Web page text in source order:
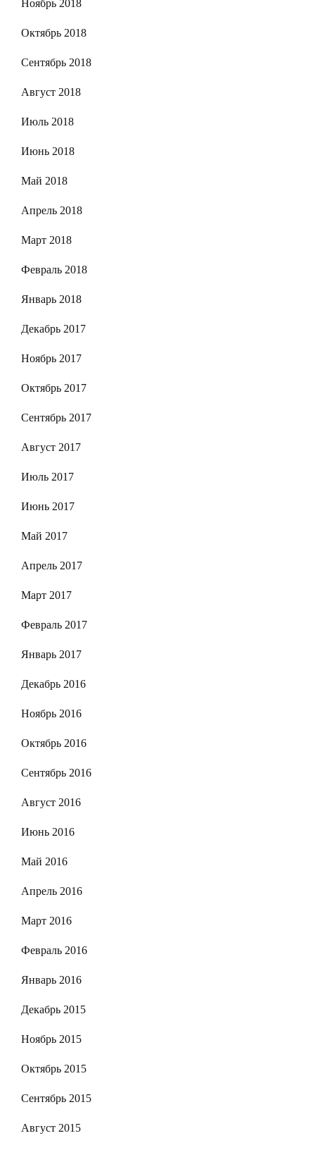
Ноябрь 2018
Октябрь 2018
Сентябрь 2018
Август 2018
Июль 2018
Июнь 2018
Май 2018
Апрель 2018
Март 2018
Февраль 2018
Январь 2018
Декабрь 2017
Ноябрь 2017
Октябрь 2017
Сентябрь 2017
Август 2017
Июль 2017
Июнь 2017
Май 2017
Апрель 2017
Март 2017
Февраль 2017
Январь 2017
Декабрь 2016
Ноябрь 2016
Октябрь 2016
Сентябрь 2016
Август 2016
Июнь 2016
Май 2016
Апрель 2016
Март 2016
Февраль 2016
Январь 2016
Декабрь 2015
Ноябрь 2015
Октябрь 2015
Сентябрь 2015
Август 2015